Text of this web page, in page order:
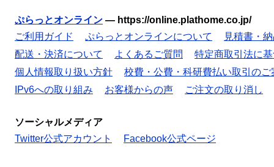
ぷらっとオンライン — https://online.plathome.co.jp/
ご利用ガイド
ぷらっとオンラインについて
見積書・
配送・決済について
よくあるご質問
特定商取引法に
個人情報取り扱い方針
校費・公費・科研費払い取引のご
IPv6への取り組み
お客様からの声 ご注文の取り消し
ソーシャルメディア
Twitter公式アカウント
Facebook公式ページ